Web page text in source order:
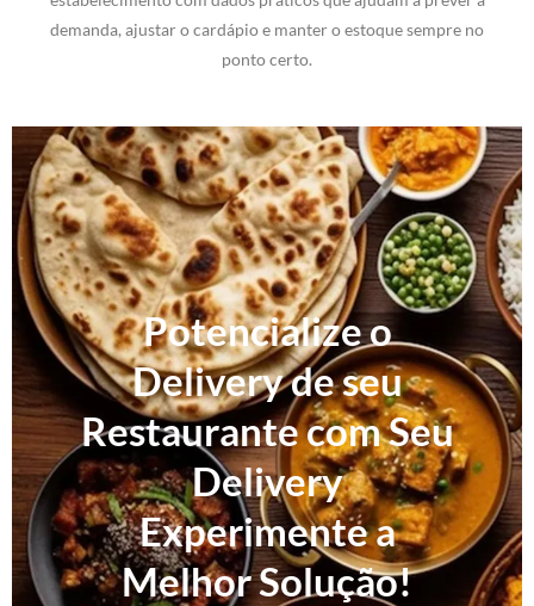
demanda, ajustar o cardápio e manter o estoque sempre no
ponto certo.
Potencialize o
Delivery de seu
Restaurante com Seu
Delivery
Experimente a
Melhor Solução!